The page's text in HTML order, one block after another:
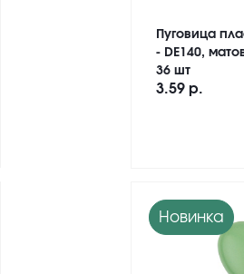
Пуговица
- DE140,
36 шт
3.59 р.
Новинка